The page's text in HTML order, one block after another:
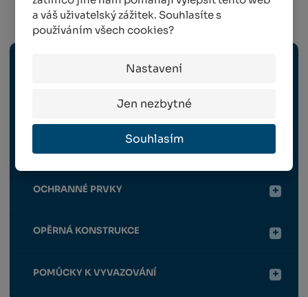
a váš uživatelský zážitek. Souhlasíte s
používáním všech cookies?
Nastavení
Jen nezbytné
Souhlasím
Sadařství
ELEKTRICKÉ NÁŘADÍ
OCHRANNÉ PRVKY
OPĚRNÁ KONSTRUKCE
POMŮCKY K VYVAZOVÁNÍ